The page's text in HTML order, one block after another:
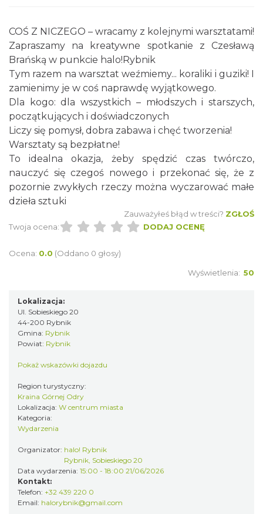
Spotkanie miłośników numizmatów
Rybnik
2026-08-08
0.00 km
Wakacyjne Warsztaty Malarskie "Rybnik -
Rybnik
makramy...
Rybnik
0.00 km
COŚ Z NICZEGO – wracamy z kolejnymi warsztatami!
Zapraszamy na kreatywne spotkanie z Czesławą
Brańską w punkcie halo!Rybnik
Tym razem na warsztat weźmiemy... koraliki i guziki! I
zamienimy je w coś naprawdę wyjątkowego.
Dla kogo: dla wszystkich – młodszych i starszych,
początkujących i doświadczonych
Liczy się pomysł, dobra zabawa i chęć tworzenia!
Warsztaty są bezpłatne!
To idealna okazja, żeby spędzić czas twórczo,
nauczyć się czegoś nowego i przekonać się, że z
pozornie zwykłych rzeczy można wyczarować małe
dzieła sztuki
Zauważyłeś błąd w treści? ZGŁOŚ
Twoja ocena:
DODAJ OCENĘ
Ocena: 0.0 (Oddano 0 głosy)
Wyświetlenia: 50
Lokalizacja:
Ul. Sobieskiego 20
44-200 Rybnik
Gmina: Rybnik
Powiat: Rybnik
Pokaż wskazówki dojazdu
Region turystyczny:
Kraina Górnej Odry
Lokalizacja: W centrum miasta
Kategoria:
Wydarzenia
Organizator: halo! Rybnik
Rybnik, Sobieskiego 20
Data wydarzenia: 15:00 - 18:00 21/06/2026
Kontakt:
Telefon: +32 439 220 0
Email: halorybnik@gmail.com